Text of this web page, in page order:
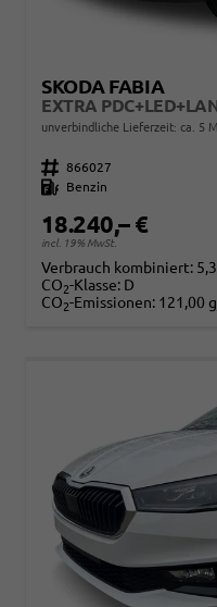
SKODA FABIA
EXTRA
unverbindliche Lieferzeit: ca. 5
Fahrzeugnr. 866027
Kraftstoff
Benzin
18.240,– €
incl. 19% MwSt.
Verbrauch kombiniert:
CO2-Klasse: D
CO2-Emissionen: 121,00